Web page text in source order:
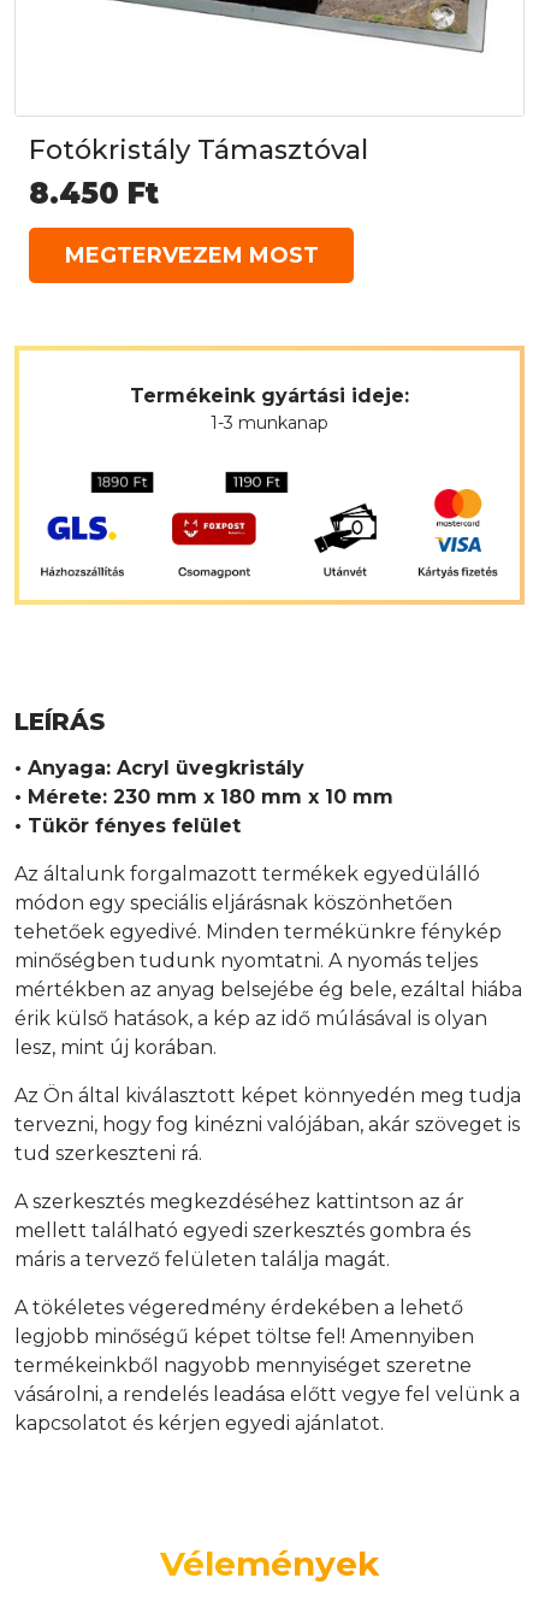
Fotókristály Támasztóval
8.450 Ft
MEGTERVEZEM MOST
Termékeink gyártási ideje:
1-3 munkanap
LEÍRÁS
• Anyaga: Acryl üvegkristály
• Mérete: 230 mm x 180 mm x 10 mm
• Tükör fényes felület
Az általunk forgalmazott termékek egyedülálló
módon egy speciális eljárásnak köszönhetően
tehetőek egyedivé. Minden termékünkre fénykép
minőségben tudunk nyomtatni. A nyomás teljes
mértékben az anyag belsejébe ég bele, ezáltal hiába
érik külső hatások, a kép az idő múlásával is olyan
lesz, mint új korában.
Az Ön által kiválasztott képet könnyedén meg tudja
tervezni, hogy fog kinézni valójában, akár szöveget is
tud szerkeszteni rá.
A szerkesztés megkezdéséhez kattintson az ár
mellett található egyedi szerkesztés gombra és
máris a tervező felületen találja magát.
A tökéletes végeredmény érdekében a lehető
legjobb minőségű képet töltse fel! Amennyiben
termékeinkből nagyobb mennyiséget szeretne
vásárolni, a rendelés leadása előtt vegye fel velünk a
kapcsolatot és kérjen egyedi ajánlatot.
Vélemények